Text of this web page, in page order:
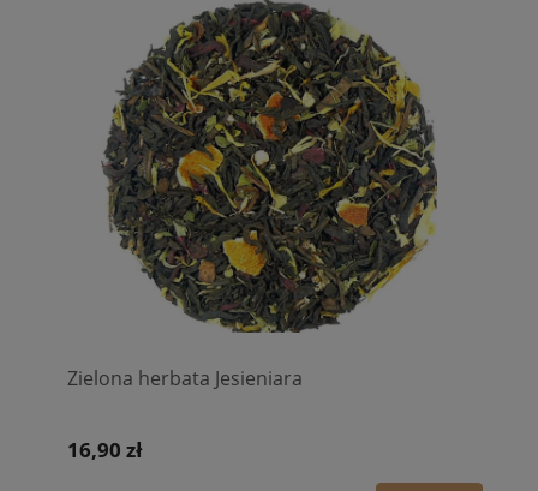
Zielona herbata Jesieniara
16,90 zł